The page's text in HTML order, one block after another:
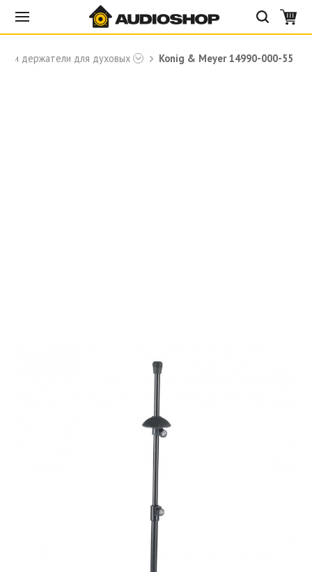
и держатели для духовых Konig & Meyer 14990-000-55